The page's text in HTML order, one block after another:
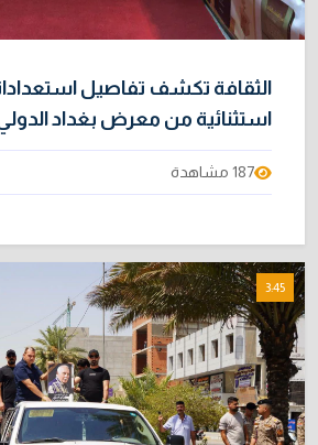
الثقافة تكشف تفاصيل
استثنائية من معرض بغداد
187 مشاهدة
3:45